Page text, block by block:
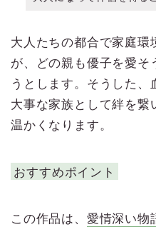
大人たちの都合で家庭
が、どの親も優子を愛そ
うとします。そうした、
大事な家族として絆を
温かくなります。
おすすめポイント
この作品は、 愛情深い物